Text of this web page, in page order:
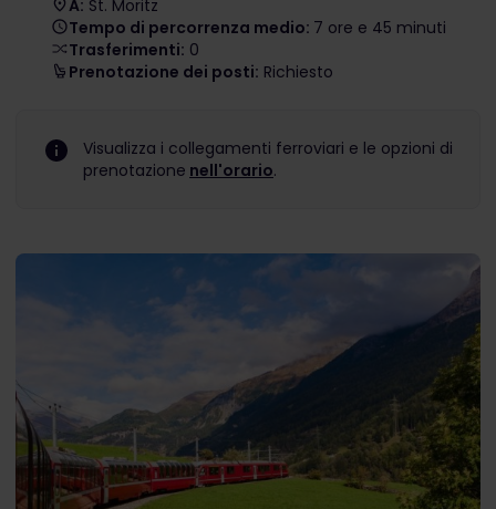
A: St. Moritz
Tempo di percorrenza medio: 7 ore e 45 minuti
Trasferimenti: 0
Prenotazione dei posti: Richiesto
Visualizza i collegamenti ferroviari e le opzioni di
prenotazione nell'orario.